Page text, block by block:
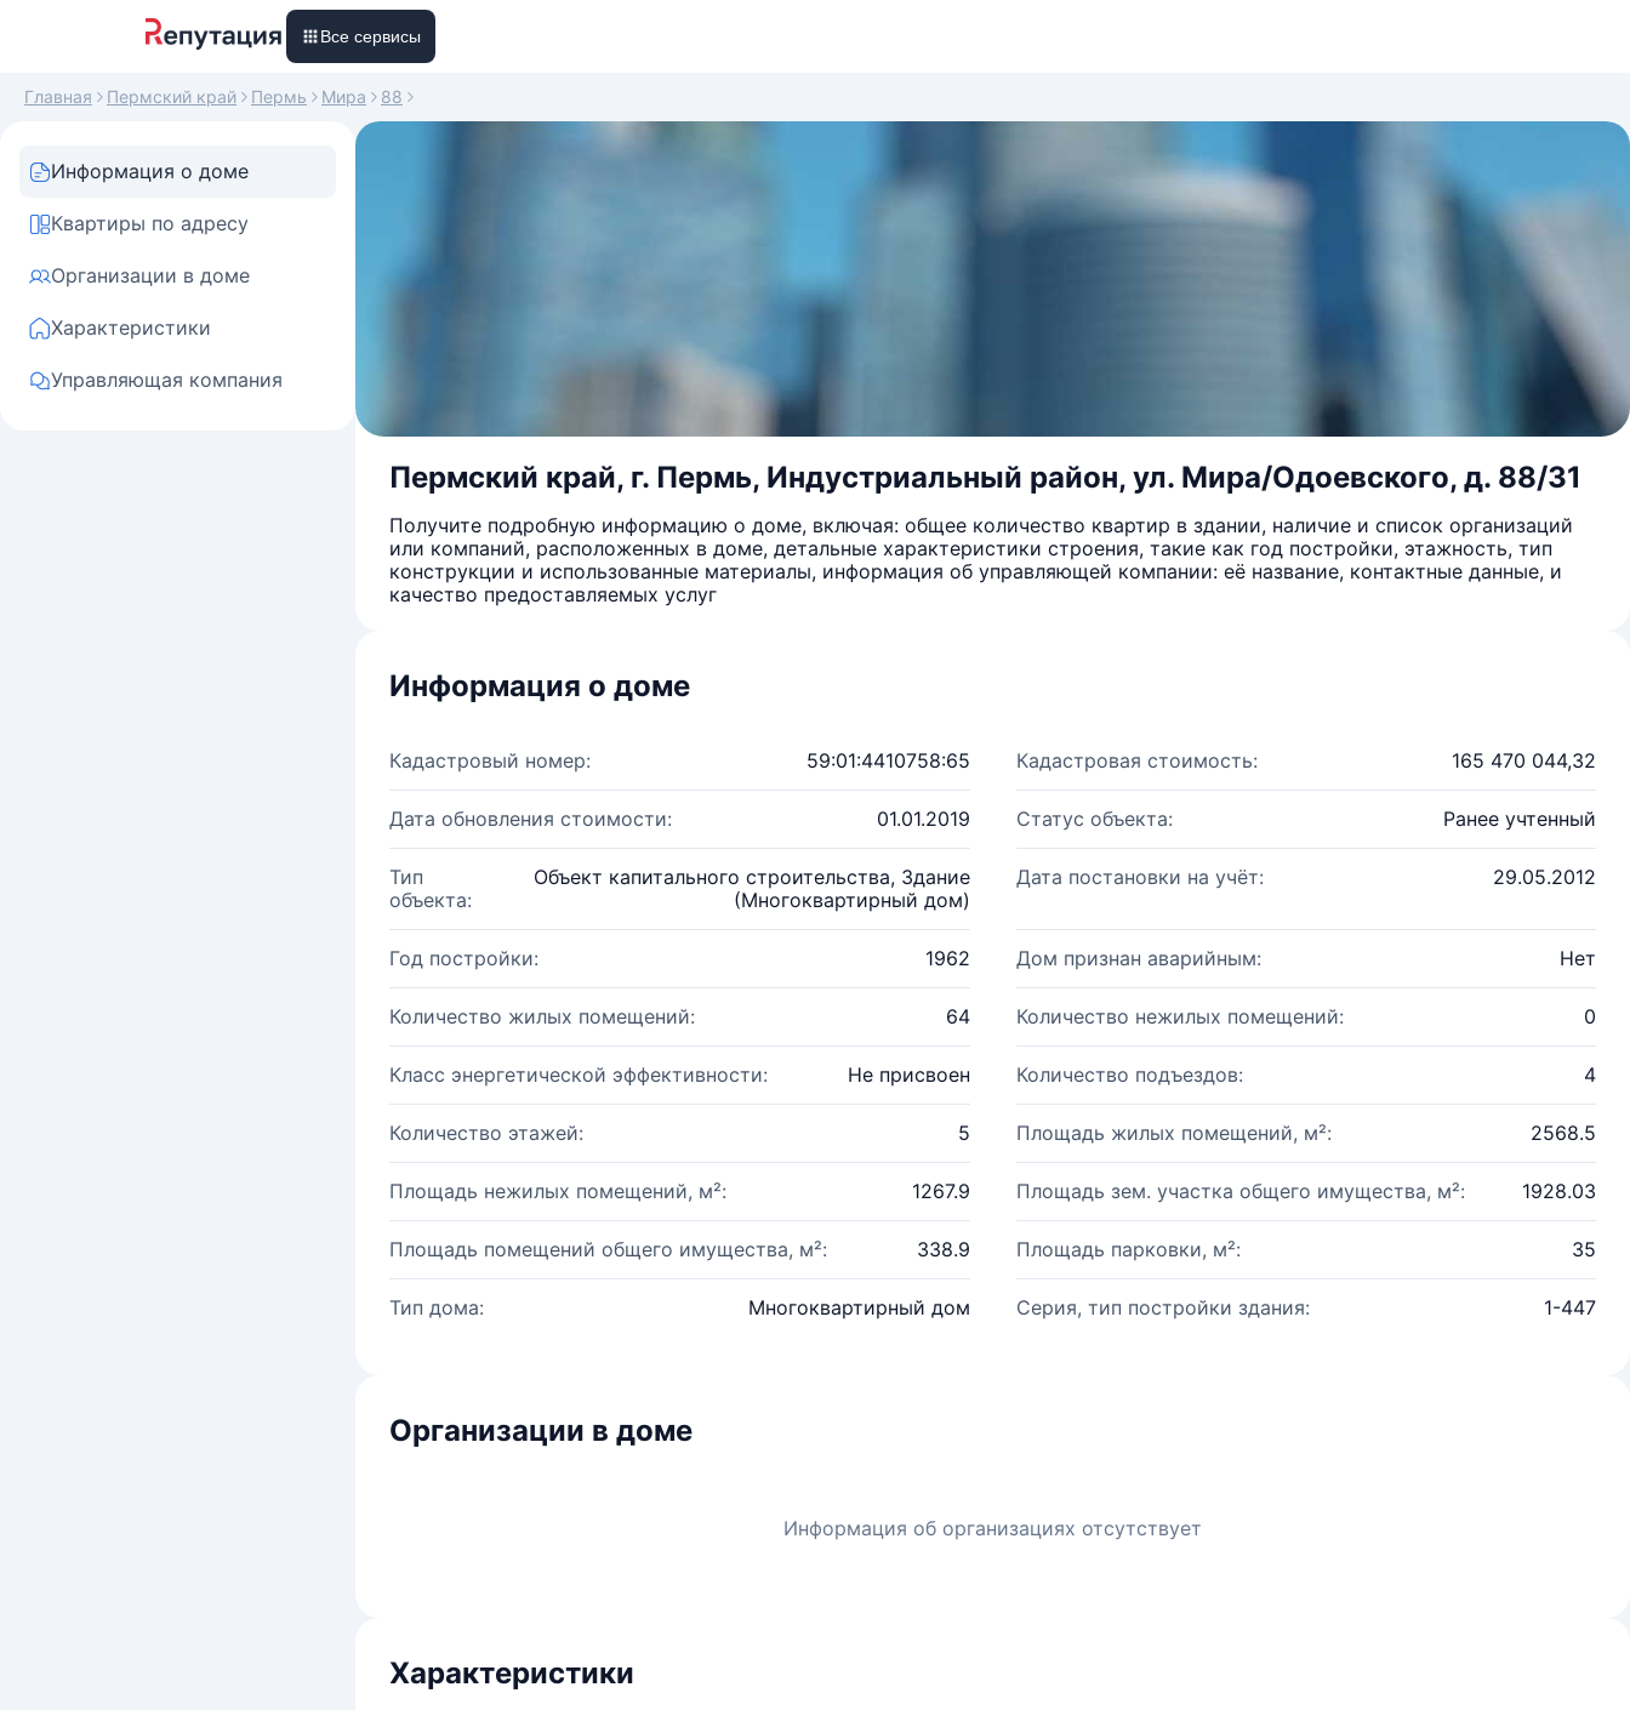
Все сервисы
Главная Пермский край Пермь Мира 88
Информация о доме
Квартиры по адресу
Организации в доме
Характеристики
Управляющая компания
Пермский край, г. Пермь, Индустриальный район, ул. Мира/Одоевского, д. 88/31
Получите подробную информацию о доме, включая: общее количество квартир в здании, наличие и список организаций
или компаний, расположенных в доме, детальные характеристики строения, такие как год постройки, этажность, тип
конструкции и использованные материалы, информация об управляющей компании: её название, контактные данные, и
качество предоставляемых услуг
Информация о доме
Кадастровый номер: 59:01:4410758:65 Кадастровая стоимость: 165 470 044,32
Дата обновления стоимости: 01.01.2019 Статус объекта: Ранее учтенный
Тип
объекта:
Объект капитального строительства, Здание
(Многоквартирный дом)
Дата постановки на учёт: 29.05.2012
Год постройки: 1962 Дом признан аварийным: Нет
Количество жилых помещений: 64 Количество нежилых помещений: 0
Класс энергетической эффективности: Не присвоен Количество подъездов: 4
Количество этажей: 5 Площадь жилых помещений, м²: 2568.5
Площадь нежилых помещений, м²: 1267.9 Площадь зем. участка общего имущества, м²: 1928.03
Площадь помещений общего имущества, м²: 338.9 Площадь парковки, м²: 35
Тип дома: Многоквартирный дом Серия, тип постройки здания: 1-447
Организации в доме
Информация об организациях отсутствует
Характеристики